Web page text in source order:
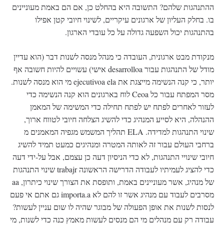
ההתנהגות שלהם? התשובה היא בהחלט כן, אם הם באמת מעוניינים
בו. בחלק העליון של ארגונים עיקריים, לשינוי חיובי קטן אפילו
בהתנהגות יכול השפעה גדולה על כל עובדי הארגון.
מנקודת מבט ארגונית, העובדה כי מנהל מנסה לשנות דבר (הוא עדיין
מודל של התנהגות עבור desarrolloa אישי) עשויים להיות חשובה אף
יותר, כי קנה הנשימה מייצגת את ejecutivoa ela מי הוא מנסה לשנות.
מסר המפתח עבור כל Ceoa לוח בארגונים הוא קנה הנשימה כדי
לעזור לאחרים לפתח יש לפתח תחילה כדי המשימה של המאמן
ההנהלה, היא לסייע המנהיג כדי להשיג הצלחה חיובי לטווח ארוך,
שינוי התנהגות למדידה. ELA תהליך המשמש מגפיה המאמנים מ
ברחבי העולם עבור זה לאותה המטרה ומנהיגים כמעט תמיד להשיג
חיובי שינויי התנהגות, לא כדי הניסיון דעה כן עצמם, אבל על-ידי דעה
כדי להציג לעמיתיו לעבודה הדרישה הראשונה trabajr שינוי התנהגות
של מנהיג, אשר מעוניינים באמת, ותופסת את הצורך שינוי כיתרון, aa
מסרבים לעבוד עם מנהיג אשר זו להם לא importa.a גם אתם אי פעם
לנסות לשנות את אופן הפעולה של מבוגר שהיה לו שום עניין לעשות?
עבודה רק עם מנהלים מי הם מנסים לעשות מאמץ כנה כדי לשנות, מי